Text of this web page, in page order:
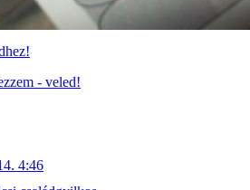
- veled!
4:46